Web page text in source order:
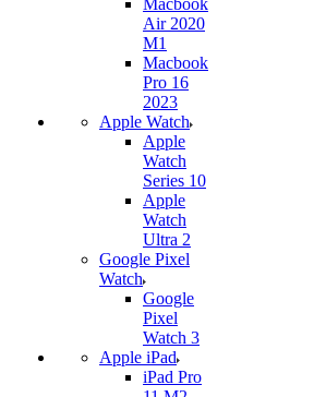
Macbook
Air 2020
M1
Macbook
Pro 16
2023
Apple Watch
Apple
Watch
Series 10
Apple
Watch
Ultra 2
Google Pixel
Watch
Google
Pixel
Watch 3
Apple iPad
iPad Pro